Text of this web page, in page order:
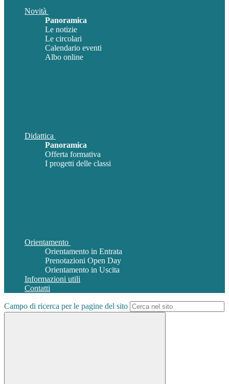
Novità
Panoramica
Le notizie
Le circolari
Calendario eventi
Albo online
Didattica
Panoramica
Offerta formativa
I progetti delle classi
Orientamento
Orientamento in Entrata
Prenotazioni Open Day
Orientamento in Uscita
Informazioni utili
Contatti
Campo di ricerca per le pagine del sito